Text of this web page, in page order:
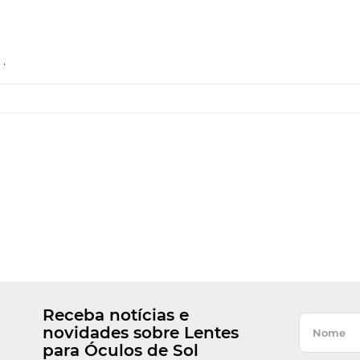
.
Receba notícias e
novidades sobre Lentes
para Óculos de Sol